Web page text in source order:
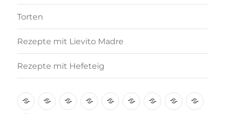
Torten
Rezepte mit Lievito Madre
Rezepte mit Hefeteig
Über Rezept-Kooperation
Brötchen
Brot GebäckKuchenTorten